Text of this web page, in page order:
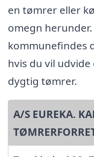
en tømrer eller
omegn herunder.
kommunefindes
hvis du vil
dygtig tømrer.
A/S EUREKA.